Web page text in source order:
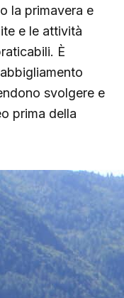
la primavera e
e le attività
È
svolgere e
prima della